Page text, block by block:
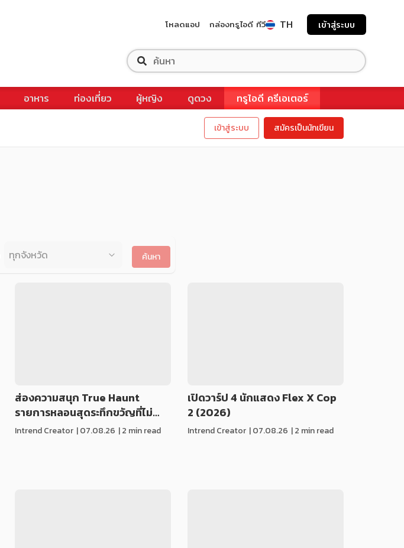
โหลดแอป กล่องทรูไอดี ทีวี TH เข้าสู่ระบบ
อาหาร ท่องเที่ยว ผู้หญิง ดูดวง ทรูไอดี ครีเอเตอร์
เข้าสู่ระบบ สมัครเป็นนักเขียน
ทุกจังหวัด ค้นหา
ส่องความสนุก True Haunt
รายการหลอนสุดระทึกขวัญที่ไม่…
Intrend Creator |07.08.26 | 2 min read
เปิดวาร์ป 4 นักแสดง Flex X Cop
2 (2026)
Intrend Creator |07.08.26 | 2 min read